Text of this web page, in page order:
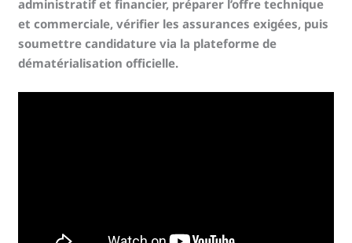
administratif et financier, préparer l’offre technique
et commerciale, vérifier les assurances exigées, puis
soumettre candidature via la plateforme de
dématérialisation officielle.